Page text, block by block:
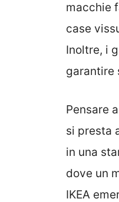
macchie
case
Inoltre, i
garantire
Pensare a
si presta
in una
dove un
IKEA